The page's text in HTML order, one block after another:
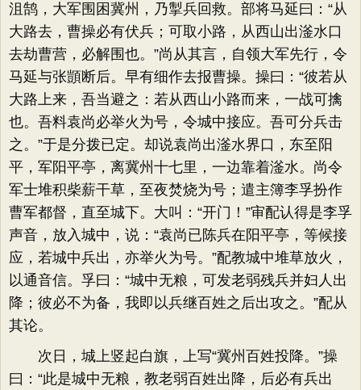
沮鹄，大军围困冀州，乃掣兵回救。部将马延曰：“从
大路去，曹操必有伏兵；可取小路，从西山出滏水口
去劫曹营，必解围也。”尚从其言，自领大军先行，令
马延与张顗断后。早有细作去报曹操。操曰：“彼若从
大路上来，吾当避之：若从西山小路而来，一战可擒
也。吾料袁尚必举火为号，令城中接应。吾可分兵击
之。”于是分拨已定。却说袁尚出滏水界口，东至阳
平，军阳平亭，离冀州十七里，一边靠着滏水。尚令
军士堆积柴薪干草，至夜焚烧为号；遣主簿李孚扮作
曹军都督，直至城下。大叫：“开门！”审配认得是李孚
声音，放入城中，说：“袁尚已陈兵在阳平亭，等候接
应，若城中兵出，亦举火为号。”配教城中堆草放火，
以通音信。孚曰：“城中无粮，可发老弱残兵并妇人出
降；彼必不为备，我即以兵继百姓之后出攻之。”配从
其论。
次日，城上竖起白旗，上写“冀州百姓投降。”操
曰：“此是城中无粮，教老弱百姓出降，后必有兵出